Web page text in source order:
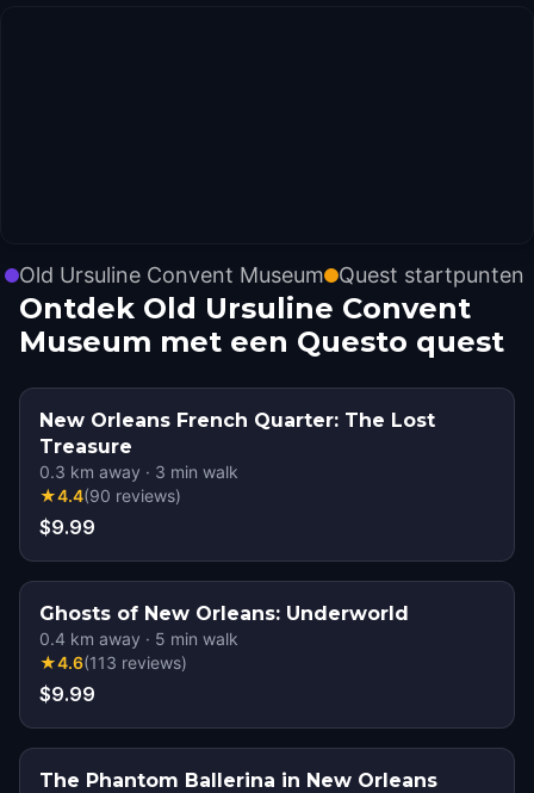
Old Ursuline Convent Museum Quest startpunten
Ontdek Old Ursuline Convent
Museum met een Questo quest
New Orleans French Quarter: The Lost
Treasure
0.3 km away · 3 min walk
★4.4(90 reviews)
$9.99
Ghosts of New Orleans: Underworld
0.4 km away · 5 min walk
★4.6(113 reviews)
$9.99
The Phantom Ballerina in New Orleans